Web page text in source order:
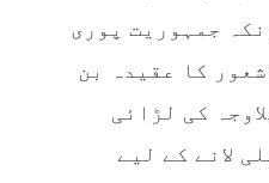
جمہوریت پوری
کا عقیدہ بن
کی لڑائی
لانے کے لیے